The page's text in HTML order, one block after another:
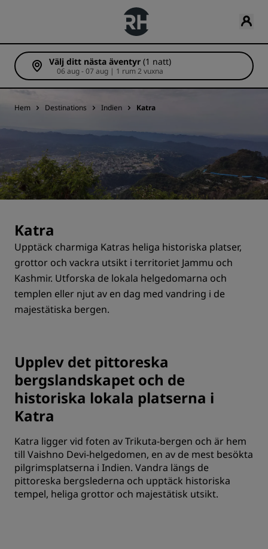
Välj ditt nästa äventyr (1 natt)
06 aug - 07 aug | 1 rum 2 vuxna
Hem Destinations Indien Katra
Katra
Upptäck charmiga Katras heliga historiska platser,
grottor och vackra utsikt i territoriet Jammu och
Kashmir. Utforska de lokala helgedomarna och
templen eller njut av en dag med vandring i de
majestätiska bergen.
Upplev det pittoreska
bergslandskapet och de
historiska lokala platserna i
Katra
Katra ligger vid foten av Trikuta-bergen och är hem
till Vaishno Devi-helgedomen, en av de mest besökta
pilgrimsplatserna i Indien. Vandra längs de
pittoreska bergslederna och upptäck historiska
tempel, heliga grottor och majestätisk utsikt.